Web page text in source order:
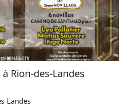
Rion-des-Landes
Landes